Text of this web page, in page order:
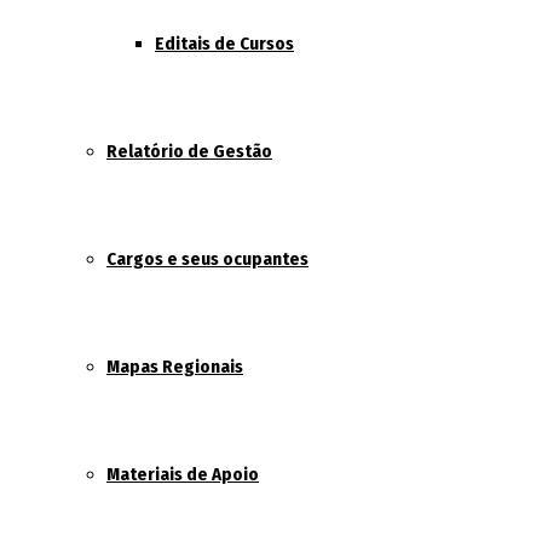
Editais de Cursos
Relatório de Gestão
Cargos e seus ocupantes
Mapas Regionais
Materiais de Apoio